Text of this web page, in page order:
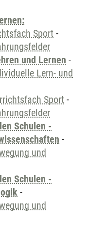
Sport -
und Lernen -
Lern- und
Sport -
Schulen -
-
und
Schulen -
-
und